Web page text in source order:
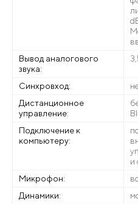
Вывод аналогового
звука:
Синхровход:
Дистанционное
управление:
Подключение к
компьютеру:
и
Микрофон:
Динамики: